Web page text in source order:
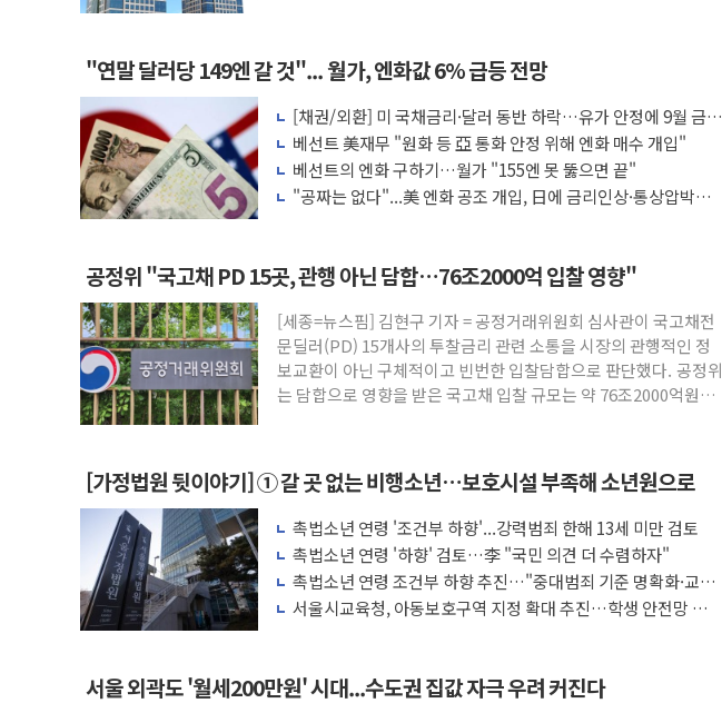
"연말 달러당 149엔 갈 것"... 월가, 엔화값 6% 급등 전망
[채권/외환] 미 국채금리·달러 동반 하락…유가 안정에 9월 금
리 인상 기대 '후퇴'
베선트 美재무 "원화 등 亞 통화 안정 위해 엔화 매수 개입"
베선트의 엔화 구하기…월가 "155엔 못 뚫으면 끝"
"공짜는 없다"...美 엔화 공조 개입, 日에 금리인상·통상압박으
공정위 "국고채 PD 15곳, 관행 아닌 담합…76조2000억 입찰 영향"
[세종=뉴스핌] 김현구 기자 = 공정거래위원회 심사관이 국고채전
문딜러(PD) 15개사의 투찰금리 관련 소통을 시장의 관행적인 정
보교환이 아닌 구체적이고 빈번한 입찰담합으로 판단했다. 공정위
는 담합으로 영향을 받은 국고채 입찰 규모는 약 76조2000억원으
[가정법원 뒷이야기] ① 갈 곳 없는 비행소년…보호시설 부족해 소년원으로
촉법소년 연령 '조건부 하향'...강력범죄 한해 13세 미만 검토
촉법소년 연령 '하향' 검토…李 "국민 의견 더 수렴하자"
촉법소년 연령 조건부 하향 추진…"중대범죄 기준 명확화·교화
체계 병행 필요"
서울시교육청, 아동보호구역 지정 확대 추진…학생 안전망 통합
서울 외곽도 '월세200만원' 시대...수도권 집값 자극 우려 커진다